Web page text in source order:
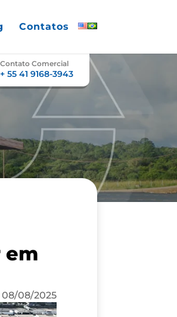
Contatos English
Português
Contato Comercial
+ 55 41 9168-3943
em
08/08/2025